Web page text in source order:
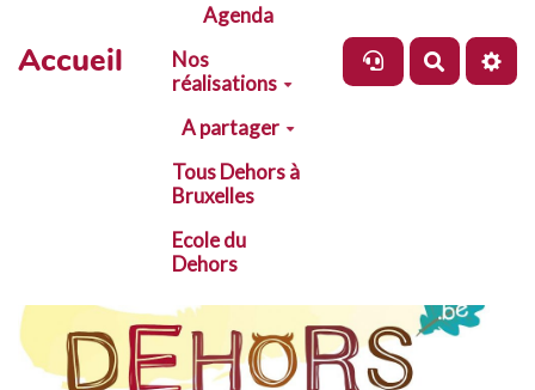
Accueil
Agenda
Nos
réalisations
A partager
Tous Dehors à
Bruxelles
Ecole du
Dehors